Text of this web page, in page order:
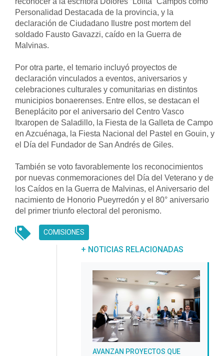
Personalidad Destacada de la provincia, y la
declaración de Ciudadano Ilustre post mortem del
soldado Fausto Gavazzi, caído en la Guerra de
Malvinas.
Por otra parte, el temario incluyó proyectos de
declaración vinculados a eventos, aniversarios y
celebraciones culturales y comunitarias en distintos
municipios bonaerenses. Entre ellos, se destacan el
Beneplácito por el aniversario del Centro Vasco
Itxaropen de Saladillo, la Fiesta de la Galleta de Campo
en Azcuénaga, la Fiesta Nacional del Pastel en Gouin, y
el Día del Fundador de San Andrés de Giles.
También se voto favorablemente los reconocimientos
por nuevas conmemoraciones del Día del Veterano y de
los Caídos en la Guerra de Malvinas, el Aniversario del
nacimiento de Honorio Pueyrredón y el 80° aniversario
del primer triunfo electoral del peronismo.
COMISIONES
UNREAD MESSAGES
+ NOTICIAS RELACIONADAS
AVANZAN PROYECTOS QUE